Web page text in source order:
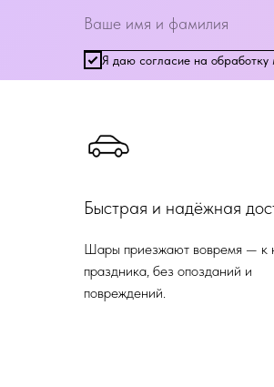
Я даю согласие на обработку
Быстрая и надёжная
Шары приезжают вовремя — к
праздника, без опозданий и
повреждений.